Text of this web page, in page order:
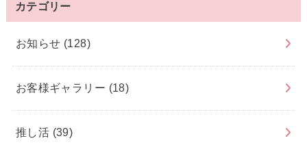
カテゴリー
お知らせ (128)
お客様ギャラリー (18)
推し活 (39)